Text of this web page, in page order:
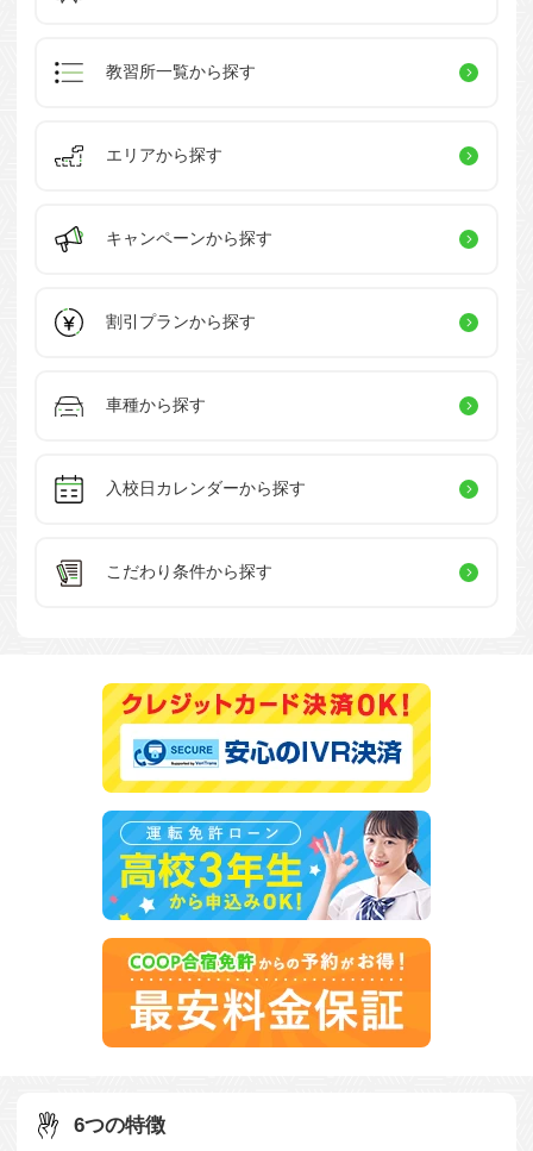
教習所一覧から探す
エリアから探す
キャンペーンから探す
割引プランから探す
車種から探す
入校日カレンダーから探す
こだわり条件から探す
6つの特徴